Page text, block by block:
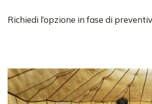
Richiedi l’opzione in fase di